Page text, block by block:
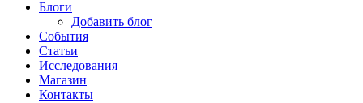
Блоги
Добавить блог
События
Статьи
Исследования
Магазин
Контакты